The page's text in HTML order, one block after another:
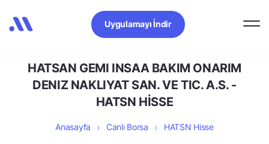
Uygulamayı İndir
HATSAN GEMI INSAA BAKIM ONARIM
DENIZ NAKLIYAT SAN. VE TIC. A.S. -
HATSN HİSSE
Anasayfa Canlı Borsa HATSN Hisse